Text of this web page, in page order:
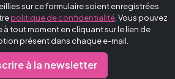
sur ce formulaire soient enregistrées
politique de confidentialité. Vous pouvez
à tout moment en cliquant sur le lien de
présent dans chaque e-mail.
à la newsletter